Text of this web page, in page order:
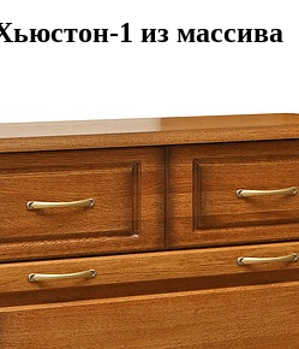
1 из массива